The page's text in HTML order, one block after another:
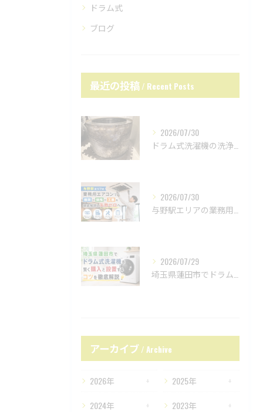
ドラム式
ブログ
最近の投稿 Recent Posts
2026/07/30
2026/07/30
2026/07/29
アーカイブ Archive
2026年
2025年
2024年
2023年